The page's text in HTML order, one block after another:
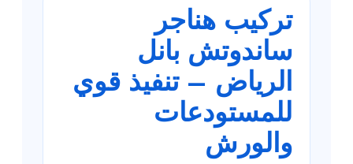
تركيب هناجر
ساندوتش بانل
الرياض – تنفيذ قوي
للمستودعات
والورش